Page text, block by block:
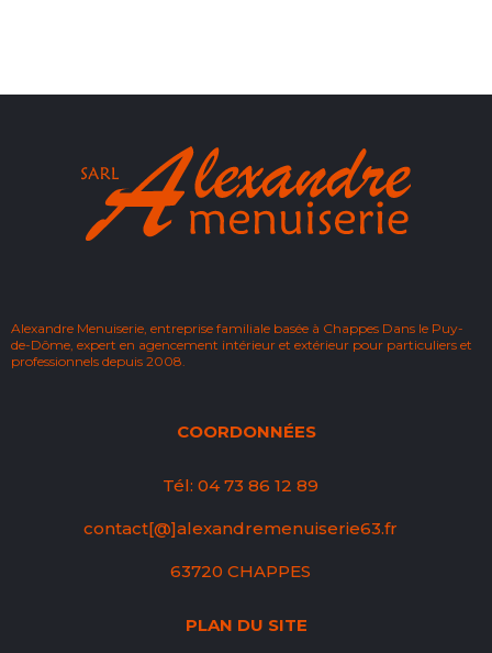
Alexandre Menuiserie, entreprise familiale basée à Chappes Dans le Puy-
de-Dôme, expert en agencement intérieur et extérieur pour particuliers et
professionnels depuis 2008.
COORDONNÉES
Tél: 04 73 86 12 89
contact[@]alexandremenuiserie63.fr
63720 CHAPPES
PLAN DU SITE